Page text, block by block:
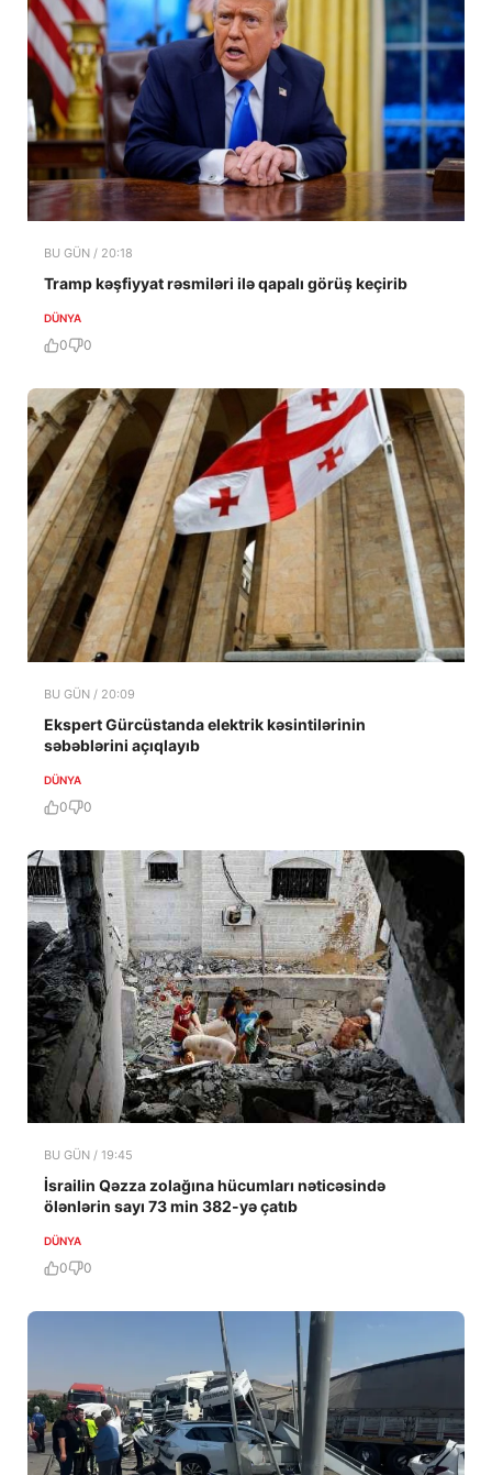
BU GÜN / 20:18
Tramp kəşfiyyat rəsmiləri ilə qapalı görüş keçirib
DÜNYA
0 0
BU GÜN / 20:09
Ekspert Gürcüstanda elektrik kəsintilərinin
səbəblərini açıqlayıb
DÜNYA
0 0
BU GÜN / 19:45
İsrailin Qəzza zolağına hücumları nəticəsində
ölənlərin sayı 73 min 382-yə çatıb
DÜNYA
0 0